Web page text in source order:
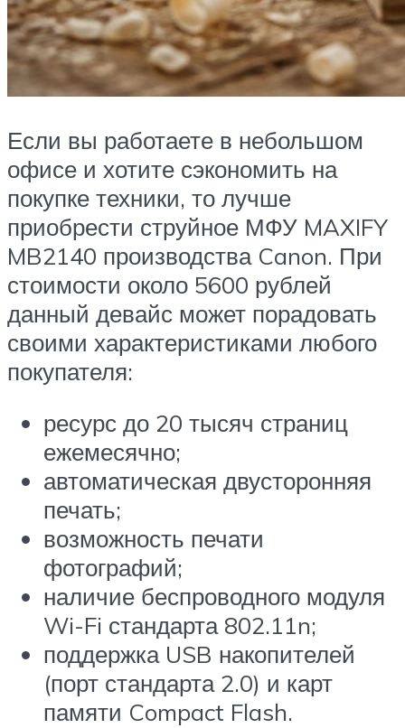
Если вы работаете в небольшом
офисе и хотите сэкономить на
покупке техники, то лучше
приобрести струйное МФУ MAXIFY
MB2140 производства Canon. При
стоимости около 5600 рублей
данный девайс может порадовать
своими характеристиками любого
покупателя:
ресурс до 20 тысяч страниц
ежемесячно;
автоматическая двусторонняя
печать;
возможность печати
фотографий;
наличие беспроводного модуля
Wi-Fi стандарта 802.11n;
поддержка USB накопителей
(порт стандарта 2.0) и карт
памяти Compact Flash.